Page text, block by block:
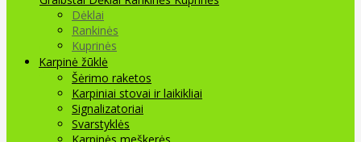
Dėklai
Rankinės
Kuprinės
Karpinė žūklė
Šėrimo raketos
Karpiniai stovai ir laikikliai
Signalizatoriai
Svarstyklės
Karpinės meškerės